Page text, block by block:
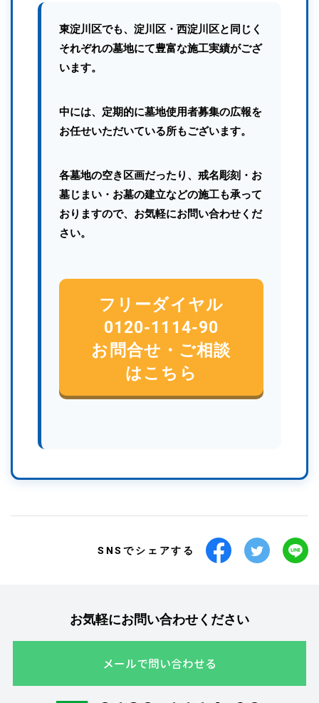
東淀川区でも、淀川区・西淀川区と同じく
それぞれの墓地にて豊富な施工実績がござ
います。
中には、定期的に墓地使用者募集の広報を
お任せいただいている所もございます。
各墓地の空き区画だったり、戒名彫刻・お
墓じまい・お墓の建立などの施工も承って
おりますので、お気軽にお問い合わせくだ
さい。
フリーダイヤル
0120-1114-90
お問合せ・ご相談
はこちら
SNSでシェアする
お気軽にお問い合わせください
メールで問い合わせる